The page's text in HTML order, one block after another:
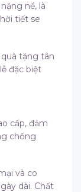
nề, là
tiết se
tặng tân
đặc biệt
cấp, đảm
chống
và co
dài. Chất